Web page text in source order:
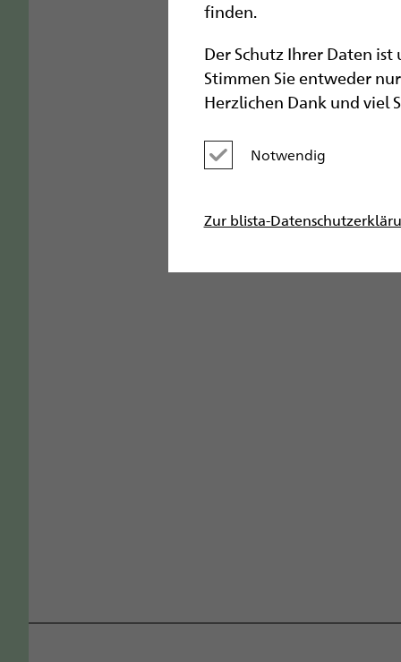
finden.
Der Schutz Ihrer Daten ist
Stimmen Sie entweder
Herzlichen Dank und viel
Notwendig
Zur blista-